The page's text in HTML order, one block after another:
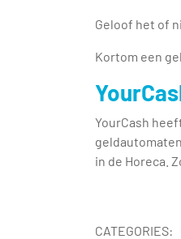
Geloof het of
Kortom een
YourCash
in de Horeca.
CATEGORIES: